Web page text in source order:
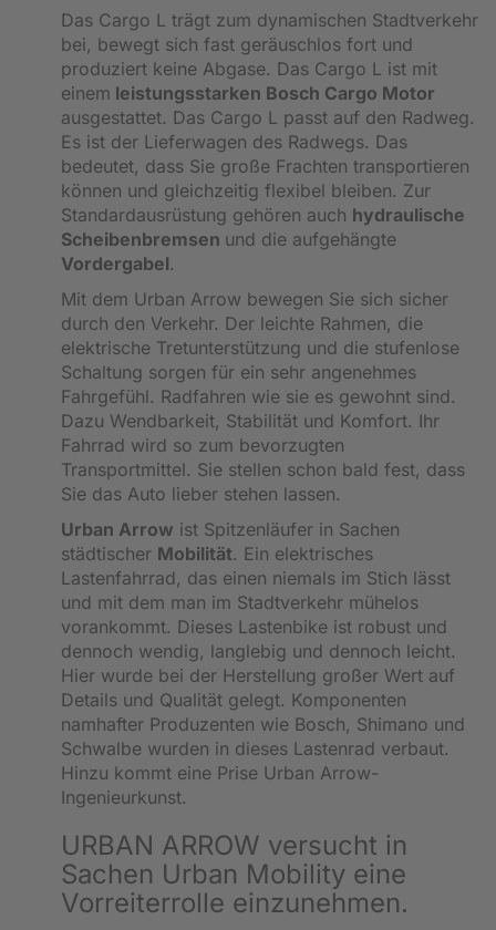
Das Cargo L trägt zum dynamischen Stadtverkehr
bei, bewegt sich fast geräuschlos fort und
produziert keine Abgase. Das Cargo L ist mit
einem leistungsstarken Bosch Cargo Motor
ausgestattet. Das Cargo L passt auf den Radweg.
Es ist der Lieferwagen des Radwegs. Das
bedeutet, dass Sie große Frachten transportieren
können und gleichzeitig flexibel bleiben. Zur
Standardausrüstung gehören auch hydraulische
Scheibenbremsen und die aufgehängte
Vordergabel.
Mit dem Urban Arrow bewegen Sie sich sicher
durch den Verkehr. Der leichte Rahmen, die
elektrische Tretunterstützung und die stufenlose
Schaltung sorgen für ein sehr angenehmes
Fahrgefühl. Radfahren wie sie es gewohnt sind.
Dazu Wendbarkeit, Stabilität und Komfort. Ihr
Fahrrad wird so zum bevorzugten
Transportmittel. Sie stellen schon bald fest, dass
Sie das Auto lieber stehen lassen.
Urban Arrow ist Spitzenläufer in Sachen
städtischer Mobilität. Ein elektrisches
Lastenfahrrad, das einen niemals im Stich lässt
und mit dem man im Stadtverkehr mühelos
vorankommt. Dieses Lastenbike ist robust und
dennoch wendig, langlebig und dennoch leicht.
Hier wurde bei der Herstellung großer Wert auf
Details und Qualität gelegt. Komponenten
namhafter Produzenten wie Bosch, Shimano und
Schwalbe wurden in dieses Lastenrad verbaut.
Hinzu kommt eine Prise Urban Arrow-
Ingenieurkunst.
URBAN ARROW versucht in
Sachen Urban Mobility eine
Vorreiterrolle einzunehmen.